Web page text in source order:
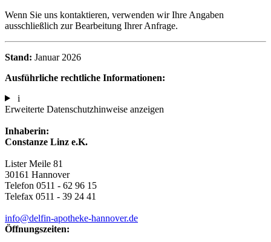
Wenn Sie uns kontaktieren, verwenden wir Ihre Angaben
ausschließlich zur Bearbeitung Ihrer Anfrage.
Stand: Januar 2026
Ausführliche rechtliche Informationen:
i
Erweiterte Datenschutzhinweise anzeigen
Inhaberin:
Constanze Linz e.K.
Lister Meile 81
30161 Hannover
Telefon 0511 - 62 96 15
Telefax 0511 - 39 24 41
info@delfin-apotheke-hannover.de
Öffnungszeiten: